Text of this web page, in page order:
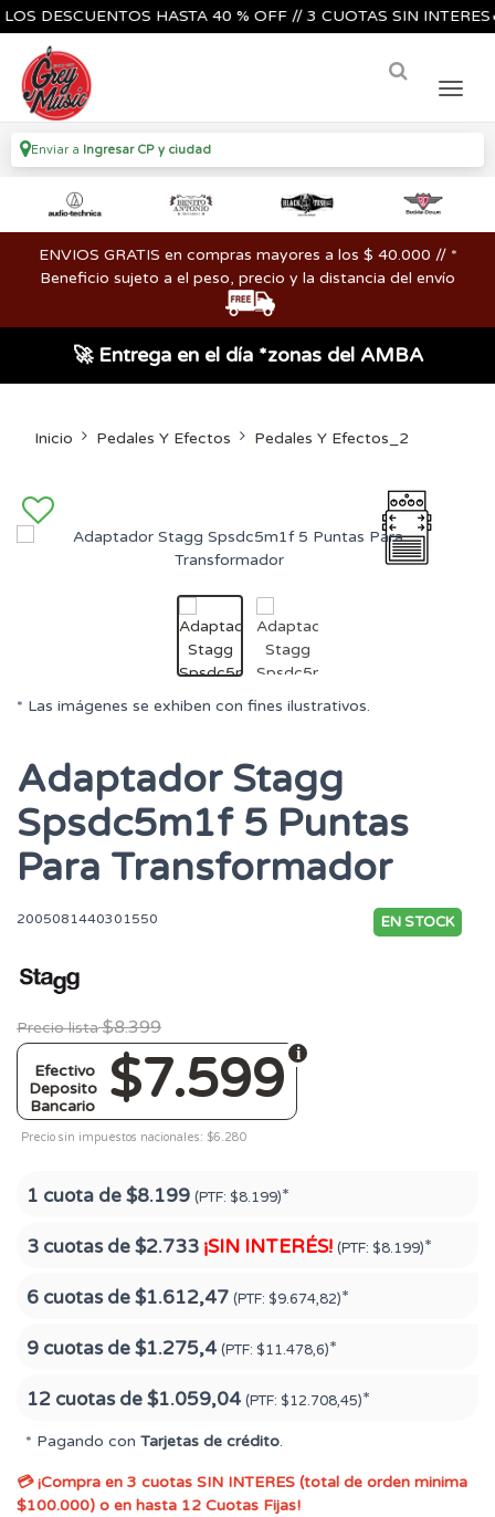
HASTA 40 % OFF // 3 CUOTAS SIN
Enviar a Ingresar CP y ciudad
ENVIOS GRATIS en compras mayores a los $ 40.000 // *
Beneficio sujeto a el peso, precio y la distancia del envío
🚀 Entrega en el día *zonas del AMBA
Inicio Pedales Y Efectos Pedales Y Efectos_2
* Las imágenes se exhiben con fines ilustrativos.
Adaptador Stagg
Spsdc5m1f 5 Puntas
Para Transformador
2005081440301550 EN STOCK
Precio lista $8.399
$7.599
Efectivo
Deposito
Bancario
Precio sin impuestos nacionales: $6.280
1 cuota de$8.199 (PTF: $8.199)*
3 cuotas de$2.733 ¡SIN INTERÉS! (PTF: $8.199)*
6 cuotas de$1.612,47 (PTF: $9.674,82)*
9 cuotas de$1.275,4 (PTF: $11.478,6)*
12 cuotas de$1.059,04 (PTF: $12.708,45)*
* Pagando con Tarjetas de crédito.
💳 ¡Compra en 3 cuotas SIN INTERES (total de orden minima
$100.000) o en hasta 12 Cuotas Fijas!